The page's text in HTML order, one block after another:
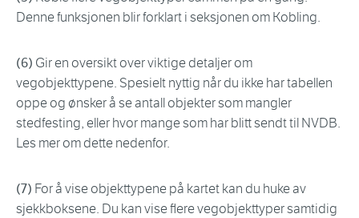
Denne funksjonen blir forklart i seksjonen om Kobling.
(6) Gir en oversikt over viktige detaljer om
vegobjekttypene. Spesielt nyttig når du ikke har tabellen
oppe og ønsker å se antall objekter som mangler
stedfesting, eller hvor mange som har blitt sendt til NVDB.
Les mer om dette nedenfor.
(7) For å vise objekttypene på kartet kan du huke av
sjekkboksene. Du kan vise flere vegobjekttyper samtidig